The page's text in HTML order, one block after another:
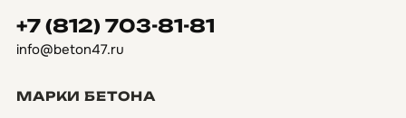
+7 (812) 703-81-81
info@beton47.ru
МАРКИ БЕТОНА